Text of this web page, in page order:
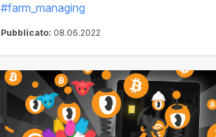
tra i primia farlo!
#farm_managing
Pubblicato: 08.06.2022